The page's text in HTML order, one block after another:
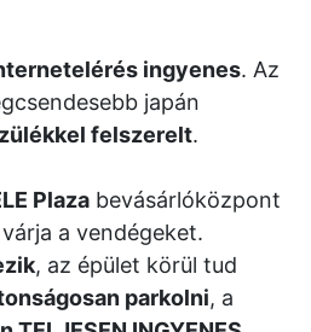
ingyenes. Az
japán
felszerelt.
Plaza bevásárlóközpont
várja a vendégeket.
, az épület körül tud
parkolni, a